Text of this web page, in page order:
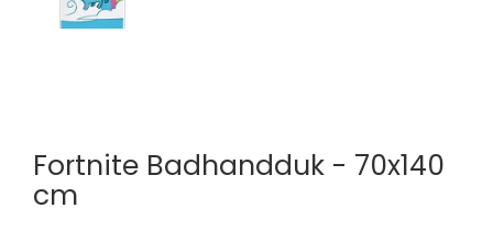
Fortnite Badhandduk - 70x140
cm